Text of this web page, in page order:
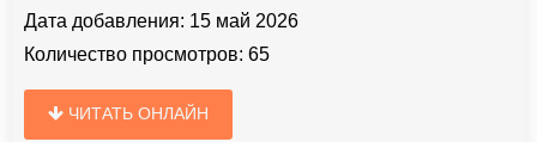
Дата добавления: 15 май 2026
Количество просмотров: 65
ЧИТАТЬ ОНЛАЙН